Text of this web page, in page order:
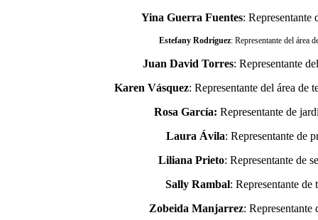
Yina Guerra Fuentes: Representante
Estefany Rodríguez: Representante del área
Juan David Torres: Representante
Karen Vásquez: Representante del área de
Rosa García: Representante de
Laura Ávila: Representante de
Liliana Prieto: Representante de
Sally Rambal: Representante de
Zobeida Manjarrez: Representante